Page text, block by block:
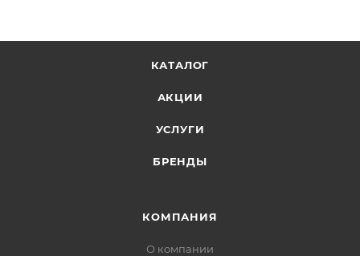
КАТАЛОГ
АКЦИИ
УСЛУГИ
БРЕНДЫ
КОМПАНИЯ
О компании